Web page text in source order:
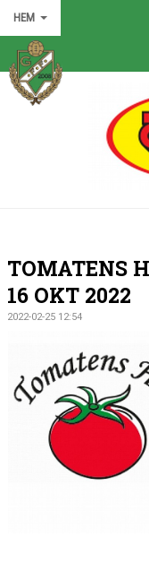
HEM
HEM
KALENDER
BILDGALLERI
MATCHER
VÅRA LAG
BLI MEDLEM
KLÄDKOLLEKTION
TOMATENS
16 OKT 2022
2022-02-25 12:54